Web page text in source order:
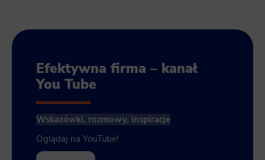
Efektywna firma – kanał
You Tube
Wskazówki, rozmowy, inspiracje
Oglądaj na YouTube!